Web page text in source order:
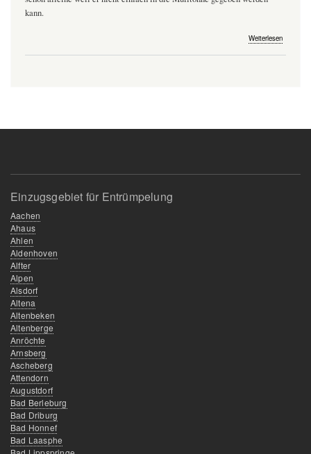
kann.
Weiterlesen
selbst
zu
Einzugsgebiet für Entrümpelung
Aachen
Ahaus
Ahlen
Aldenhoven
Alfter
Alpen
Alsdorf
Altena
Altenbeken
Altenberge
Anröchte
Arnsberg
Ascheberg
Attendorn
Augustdorf
Bad Berleburg
Bad Driburg
Bad Honnef
Bad Laasphe